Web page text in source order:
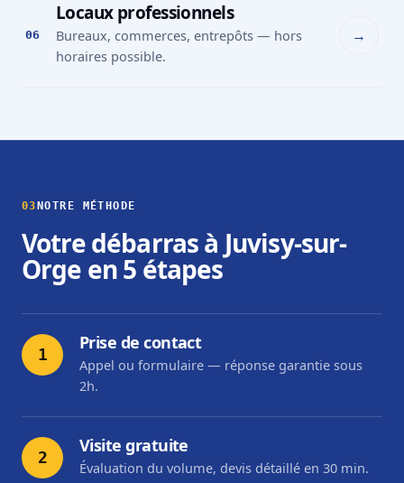
06
Locaux professionnels
Bureaux, commerces, entrepôts — hors
horaires possible.
→
03 NOTRE MÉTHODE
Votre débarras à Juvisy-sur-
Orge en 5 étapes
1
Prise de contact
Appel ou formulaire — réponse garantie sous
2h.
2
Visite gratuite
Évaluation du volume, devis détaillé en 30 min.